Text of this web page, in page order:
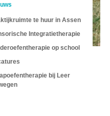
te huur in Assen
Integratietherapie
op school
bij Leer